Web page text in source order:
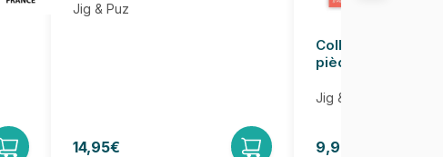
Jig & Puz
14,95€
Colle pour Puzzle
pièces
Jig & Puz
9,95€